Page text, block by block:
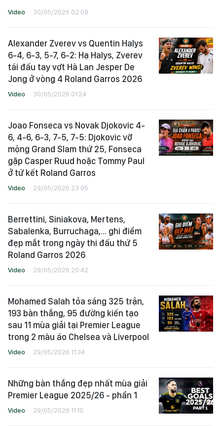
Video 30/05/2026 02:09
Alexander Zverev vs Quentin Halys
6-4, 6-3, 5-7, 6-2: Hạ Halys, Zverev
tái đấu tay vợt Hà Lan Jesper De
Jong ở vòng 4 Roland Garros 2026
Video 30/05/2026 01:24
Joao Fonseca vs Novak Djokovic 4-
6, 4-6, 6-3, 7-5, 7-5: Djokovic vỡ
mộng Grand Slam thứ 25, Fonseca
gặp Casper Ruud hoặc Tommy Paul
ở tứ kết Roland Garros
Video 29/05/2026 23:05
Berrettini, Siniakova, Mertens,
Sabalenka, Burruchaga,... ghi điểm
đẹp mắt trong ngày thi đấu thứ 5
Roland Garros 2026
Video 29/05/2026 20:42
Mohamed Salah tỏa sáng 325 trận,
193 bàn thắng, 95 đường kiến tạo
sau 11 mùa giải tại Premier League
trong 2 màu áo Chelsea và Liverpool
Video 29/05/2026 11:34
Những bàn thắng đẹp nhất mùa giải
Premier League 2025/26 - phần 1
Video 29/05/2026 11:10